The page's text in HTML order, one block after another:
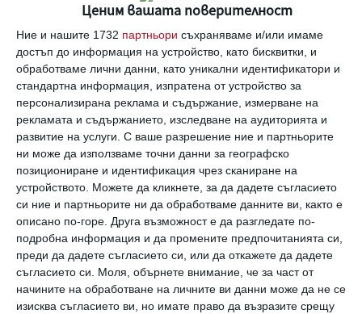
Ценим вашата поверителност
Ние и нашите 1732 партньори съхраняваме и/или имаме
достъп до информация на устройство, като бисквитки, и
обработваме лични данни, като уникални идентификатори и
стандартна информация, изпратена от устройство за
персонализирана реклама и съдържание, измерване на
рекламата и съдържанието, изследване на аудиторията и
развитие на услуги. С ваше разрешение ние и партньорите
ни може да използваме точни данни за географско
позициониране и идентификация чрез сканиране на
устройството. Можете да кликнете, за да дадете съгласието
си ние и партньорите ни да обработваме данните ви, както е
описано по-горе. Друга възможност е да разгледате по-
подробна информация и да промените предпочитанията си,
преди да дадете съгласието си, или да откажете да дадете
съгласието си.
Моля, обърнете внимание, че за част от
начините на обработване на личните ви данни може да не се
изисква съгласието ви, но имате право да възразите срещу
Известно е, че по-малкият му брат – Тервел
заедно със съпругата му бившата
волейболистка на ЦСКА и националния отбор
Диана Ненова, са родители на 3 момчета –
Калоян, Аспарух и Самуил. И тримата
кръстени на български царе.